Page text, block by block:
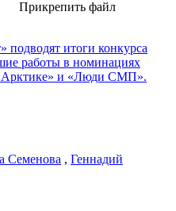
Прикрепить файл
подводят итоги конкурса
работы в номинациях
Арктике» и «Люди СМП».
Семенова , Геннадий